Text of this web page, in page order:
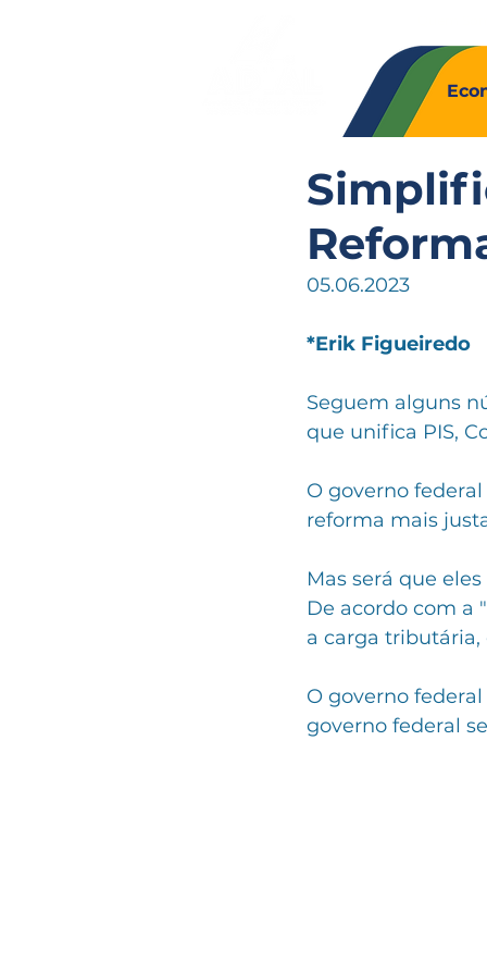
05.06.2023
*Erik Figueiredo
Seguem alguns
que unifica PIS,
O governo
reforma mais
Mas será que
De acordo com a
a carga tributária,
O governo
governo federal